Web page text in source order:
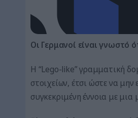
Οι Γερμανοί είναι γνωστό
Η “Lego-like” γραμματική
στοιχείων, έτσι ώστε να
συγκεκριμένη έννοια με